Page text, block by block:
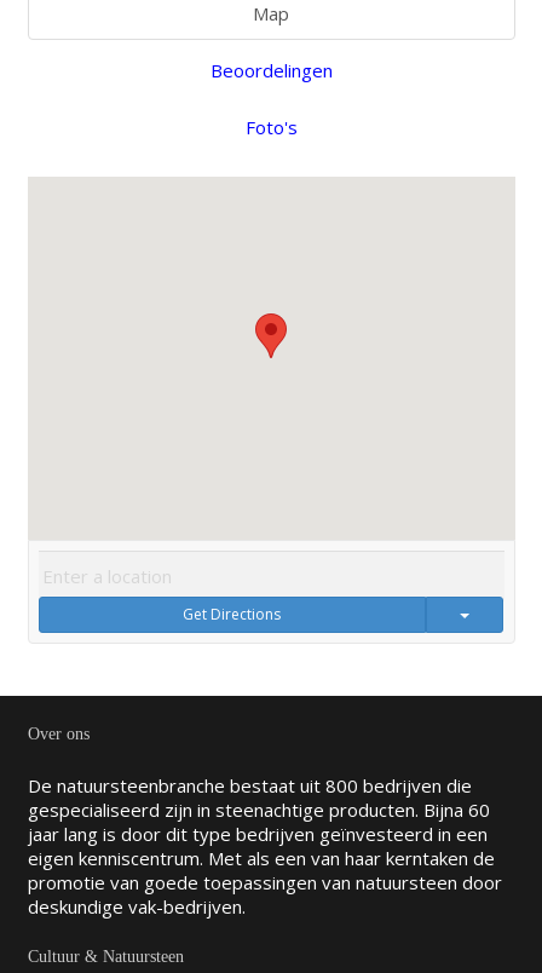
Map
Beoordelingen
Foto's
Get Directions
Over ons
De natuursteenbranche bestaat uit 800 bedrijven die
gespecialiseerd zijn in steenachtige producten. Bijna 60
jaar lang is door dit type bedrijven geïnvesteerd in een
eigen kenniscentrum. Met als een van haar kerntaken de
promotie van goede toepassingen van natuursteen door
deskundige vak-bedrijven.
Cultuur & Natuursteen